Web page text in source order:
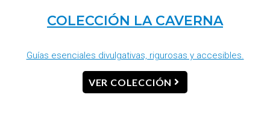
COLECCIÓN LA CAVERNA
Guías esenciales divulgativas, rigurosas y accesibles.
VER COLECCIÓN